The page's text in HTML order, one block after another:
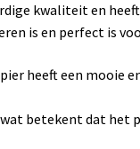
kwaliteit en
is en perfect is
heeft een mooie
betekent dat het